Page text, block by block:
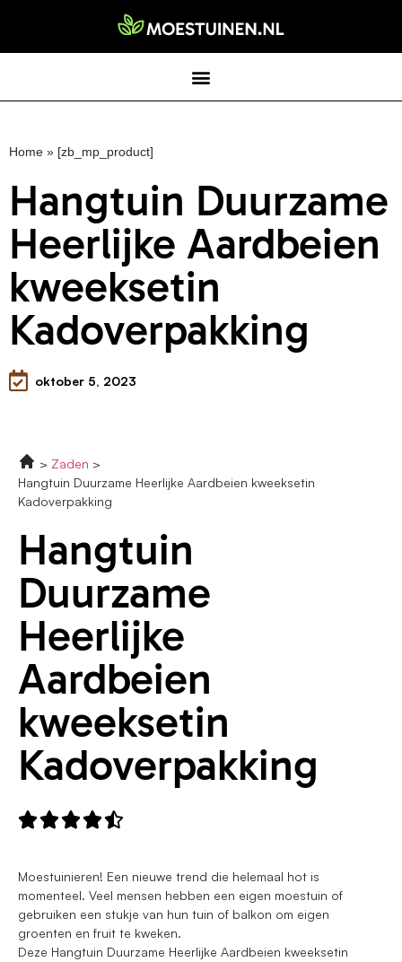
Home » [zb_mp_product]
Hangtuin Duurzame
Heerlijke Aardbeien
kweeksetin
Kadoverpakking
oktober 5, 2023
Zaden
Hangtuin Duurzame Heerlijke Aardbeien kweeksetin
Kadoverpakking
Hangtuin
Duurzame
Heerlijke
Aardbeien
kweeksetin
Kadoverpakking

Moestuinieren! Een nieuwe trend die helemaal hot is
momenteel. Veel mensen hebben een eigen moestuin of
gebruiken een stukje van hun tuin of balkon om eigen
groenten en fruit te kweken.
Deze Hangtuin Duurzame Heerlijke Aardbeien kweeksetin